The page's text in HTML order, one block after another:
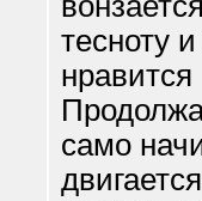
тесноту
само